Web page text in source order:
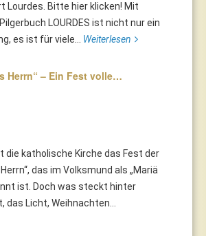
Lourdes. Bitte hier klicken! Mit
LOURDES ist nicht nur ein
es ist für viele... Weiterlesen
Herrn“ – Ein Fest volle…
die katholische Kirche das Fest der
das im Volksmund als „Mariä
ist. Doch was steckt hinter
Licht, Weihnachten...